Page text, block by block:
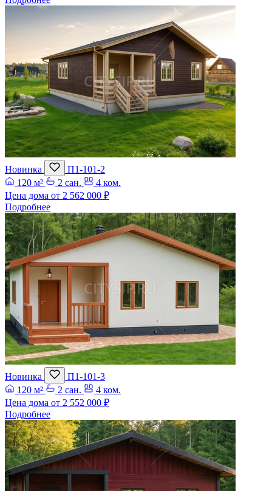
Новинка
П1-101-2
120 м²
2 сан.
4 ком.
Цена дома от 2 562 000 ₽
Подробнее
Новинка
П1-101-3
120 м²
2 сан.
4 ком.
Цена дома от 2 552 000 ₽
Подробнее